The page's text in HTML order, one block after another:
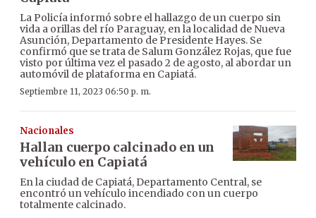
La Policía informó sobre el hallazgo de un cuerpo sin
vida a orillas del río Paraguay, en la localidad de Nueva
Asunción, Departamento de Presidente Hayes. Se
confirmó que se trata de Salum González Rojas, que fue
visto por última vez el pasado 2 de agosto, al abordar un
automóvil de plataforma en Capiatá.
Septiembre 11, 2023 06:50 p. m.
Nacionales
Hallan cuerpo calcinado en un
vehículo en Capiatá
En la ciudad de Capiatá, Departamento Central, se
encontró un vehículo incendiado con un cuerpo
totalmente calcinado.